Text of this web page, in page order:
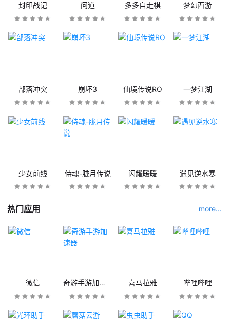
封印战记 问道 多多自走棋 梦幻西游
部落冲突 崩坏3 仙境传说RO 一梦江湖
少女前线 侍魂-胧月传说 闪耀暖暖 遇见逆水寒
热门应用 more...
微信 奇游手游加速器 喜马拉雅 哔哩哔哩